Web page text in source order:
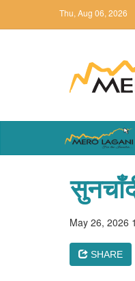
Thu, Aug 06, 2026
May 26, 2026
SHARE